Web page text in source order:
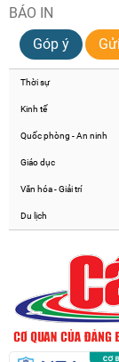
BÁO IN
Góp ý
Thời sự
Kinh tế
Quốc phòng - An ninh
Giáo dục
Văn hóa - Giải trí
Du lịch